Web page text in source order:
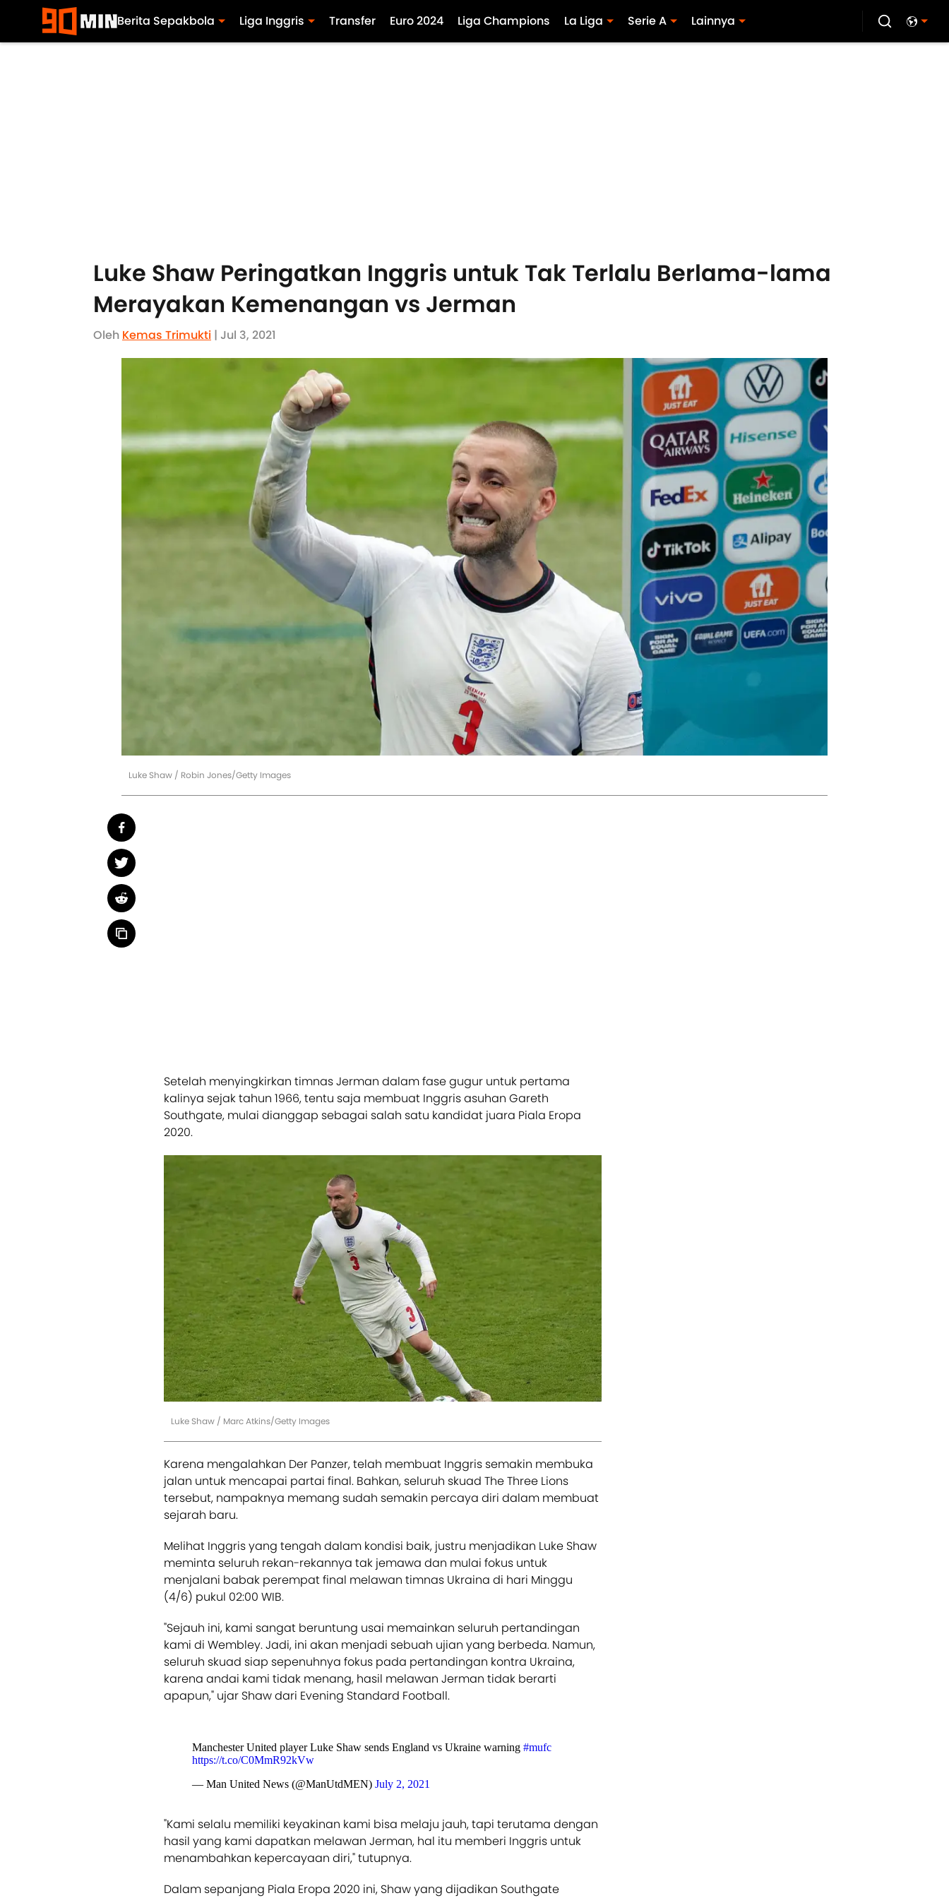
Berita Sepakbola Liga Inggris Transfer Euro 2024 Liga Champions La Liga Serie A Lainnya
Luke Shaw Peringatkan Inggris untuk Tak Terlalu Berlama-lama
Merayakan Kemenangan vs Jerman
Oleh Kemas Trimukti | Jul 3, 2021
Luke Shaw / Robin Jones/Getty Images
Setelah menyingkirkan timnas Jerman dalam fase gugur untuk pertama
kalinya sejak tahun 1966, tentu saja membuat Inggris asuhan Gareth
Southgate, mulai dianggap sebagai salah satu kandidat juara Piala Eropa
2020.
Luke Shaw / Marc Atkins/Getty Images
Karena mengalahkan Der Panzer, telah membuat Inggris semakin membuka
jalan untuk mencapai partai final. Bahkan, seluruh skuad The Three Lions
tersebut, nampaknya memang sudah semakin percaya diri dalam membuat
sejarah baru.
Melihat Inggris yang tengah dalam kondisi baik, justru menjadikan Luke Shaw
meminta seluruh rekan-rekannya tak jemawa dan mulai fokus untuk
menjalani babak perempat final melawan timnas Ukraina di hari Minggu
(4/6) pukul 02:00 WIB.
"Sejauh ini, kami sangat beruntung usai memainkan seluruh pertandingan
kami di Wembley. Jadi, ini akan menjadi sebuah ujian yang berbeda. Namun,
seluruh skuad siap sepenuhnya fokus pada pertandingan kontra Ukraina,
karena andai kami tidak menang, hasil melawan Jerman tidak berarti
apapun," ujar Shaw dari Evening Standard Football.
Manchester United player Luke Shaw sends England vs Ukraine warning #mufc
https://t.co/C0MmR92kVw
— Man United News (@ManUtdMEN) July 2, 2021
"Kami selalu memiliki keyakinan kami bisa melaju jauh, tapi terutama dengan
hasil yang kami dapatkan melawan Jerman, hal itu memberi Inggris untuk
menambahkan kepercayaan diri," tutupnya.
Dalam sepanjang Piala Eropa 2020 ini, Shaw yang dijadikan Southgate